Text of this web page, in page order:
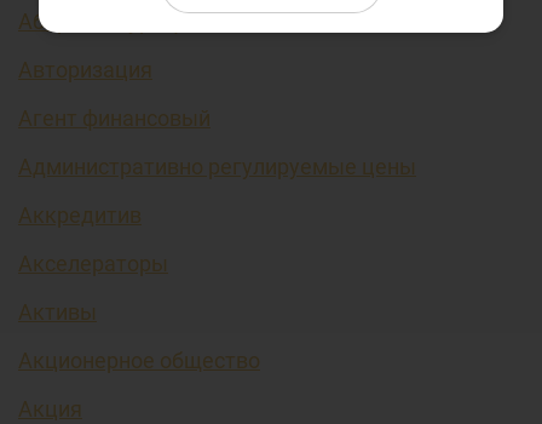
Аббревиатура финансовых технологий
Авторизация
Агент финансовый
Административно регулируемые цены
Аккредитив
Акселераторы
Активы
Акционерное общество
Акция